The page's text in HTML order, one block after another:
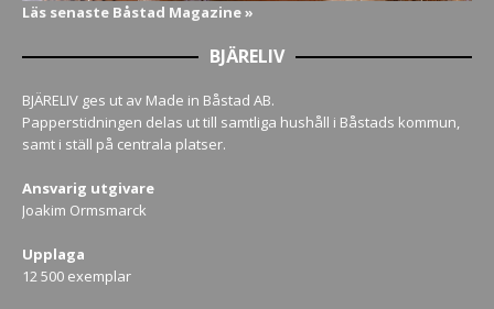
Läs senaste Båstad Magazine »
BJÄRELIV
BJÄRELIV ges ut av Made in Båstad AB.
Papperstidningen delas ut till samtliga hushåll i Båstads kommun,
samt i ställ på centrala platser.
Ansvarig utgivare
Joakim Ormsmarck
Upplaga
12 500 exemplar